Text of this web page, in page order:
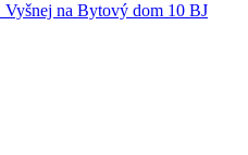
Vyšnej na Bytový dom 10 BJ